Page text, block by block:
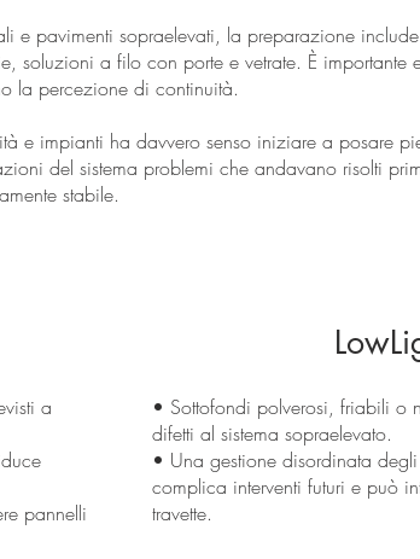
e pavimenti sopraelevati, la preparazione
soluzioni a filo con porte e vetrate. È importante
la percezione di continuità.
e impianti ha davvero senso iniziare a posare
del sistema problemi che andavano risolti
stabile.
a
pannelli
• Sottofondi polverosi, friabili o
difetti al sistema sopraelevato.
• Una gestione disordinata
complica interventi futuri e può
travette.